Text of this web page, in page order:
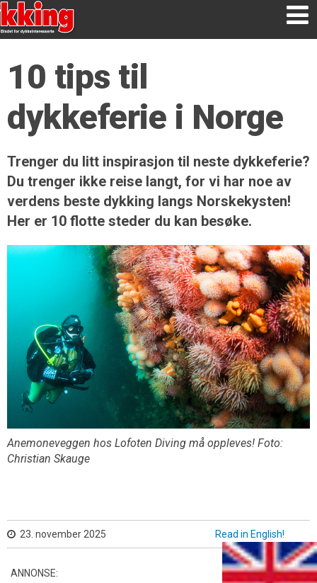
10 tips til
dykkeferie i Norge
Trenger du litt inspirasjon til neste dykkeferie?
Du trenger ikke reise langt, for vi har noe av
verdens beste dykking langs Norskekysten!
Her er 10 flotte steder du kan besøke.
Anemoneveggen hos Lofoten Diving må oppleves! Foto:
Christian Skauge
23. november 2025 Read in English!
ANNONSE: